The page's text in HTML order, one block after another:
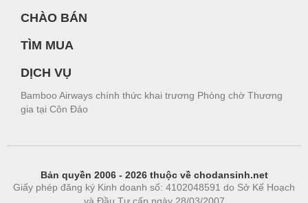
CHÀO BÁN
TÌM MUA
DỊCH VỤ
Bamboo Airways chính thức khai trương Phòng chờ Thương
gia tại Côn Đảo
Bản quyền 2006 - 2026 thuộc về chodansinh.net
Giấy phép đăng ký Kinh doanh số: 4102048591 do Sở Kế Hoạch
và Đầu Tư cấp ngày 28/03/2007